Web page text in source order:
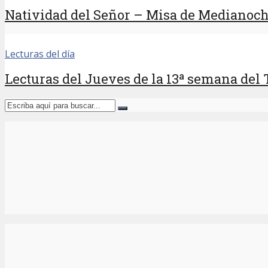
Natividad del Señor – Misa de
Lecturas del día
Lecturas del Jueves de la 13ª semana del